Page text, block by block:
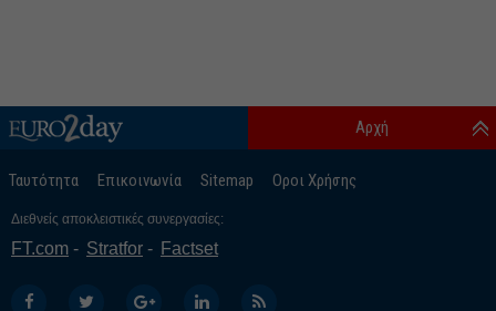
Ταυτότητα Επικοινωνία Sitemap Οροι Χρήσης
Αρχή
Διεθνείς αποκλειστικές συνεργασίες:
FT.com Stratfor Factset